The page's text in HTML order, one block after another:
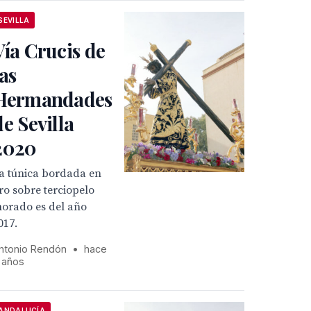
Crucis de
Sevilla
túnica bordada en
sobre terciopelo
es del año
Rendón •
hace